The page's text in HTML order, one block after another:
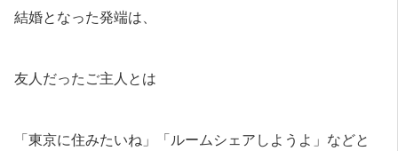
結婚となった発端は、
友人だったご主人とは
「東京に住みたいね」「ルームシェアしようよ」などと